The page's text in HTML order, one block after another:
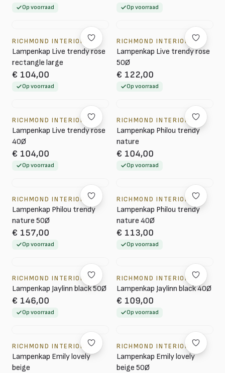
Op voorraad Op voorraad
RICHMOND INTERIORS
Lampenkap Live trendy rose
rectangle large
€ 104,00
Op voorraad
RICHMOND INTERIORS
Lampenkap Live trendy rose
50Ø
€ 122,00
Op voorraad
RICHMOND INTERIORS
Lampenkap Live trendy rose
40Ø
€ 104,00
Op voorraad
RICHMOND INTERIORS
Lampenkap Philou trendy
nature
€ 104,00
Op voorraad
RICHMOND INTERIORS
Lampenkap Philou trendy
nature 50Ø
€ 157,00
Op voorraad
RICHMOND INTERIORS
Lampenkap Philou trendy
nature 40Ø
€ 113,00
Op voorraad
RICHMOND INTERIORS
Lampenkap Jaylinn black 50Ø
€ 146,00
Op voorraad
RICHMOND INTERIORS
Lampenkap Jaylinn black 40Ø
€ 109,00
Op voorraad
RICHMOND INTERIORS
Lampenkap Emily lovely
beige
RICHMOND INTERIORS
Lampenkap Emily lovely
beige 50Ø